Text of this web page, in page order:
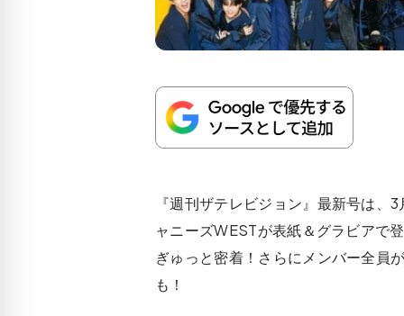
『週刊ザテレビジョン』最新号は
ャニーズWESTが表紙＆グラビアで
ぎゅっと密着！さらにメンバー全員
も！